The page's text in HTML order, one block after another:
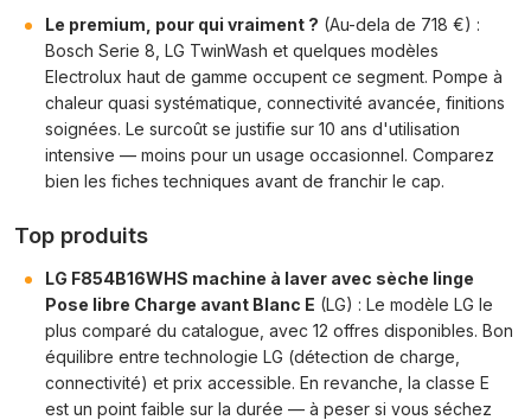
Le premium, pour qui vraiment ? (Au-dela de 718 €) :
Bosch Serie 8, LG TwinWash et quelques modèles
Electrolux haut de gamme occupent ce segment. Pompe à
chaleur quasi systématique, connectivité avancée, finitions
soignées. Le surcoût se justifie sur 10 ans d'utilisation
intensive — moins pour un usage occasionnel. Comparez
bien les fiches techniques avant de franchir le cap.
Top produits
LG F854B16WHS machine à laver avec sèche linge
Pose libre Charge avant Blanc E (LG) : Le modèle LG le
plus comparé du catalogue, avec 12 offres disponibles. Bon
équilibre entre technologie LG (détection de charge,
connectivité) et prix accessible. En revanche, la classe E
est un point faible sur la durée — à peser si vous séchez